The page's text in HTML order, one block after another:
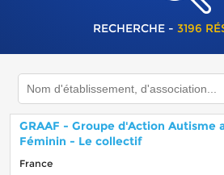
RECHERCHE - 3196
GRAAF - Groupe d'Action Autisme
Féminin - Le collectif
France